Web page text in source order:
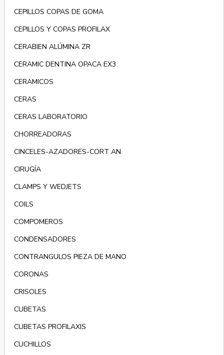
CEPILLOS COPAS DE GOMA
CEPILLOS Y COPAS PROFILAX
CERABIEN ALÚMINA ZR
CERAMIC DENTINA OPACA EX3
CERAMICOS
CERAS
CERAS LABORATORIO
CHORREADORAS
CINCELES-AZADORES-CORT AN
CIRUGÍA
CLAMPS Y WEDJETS
COILS
COMPOMEROS
CONDENSADORES
CONTRANGULOS PIEZA DE MANO
CORONAS
CRISOLES
CUBETAS
CUBETAS PROFILAXIS
CUCHILLOS